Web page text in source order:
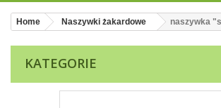
Home Naszywki żakardowe naszywka
KATEGORIE